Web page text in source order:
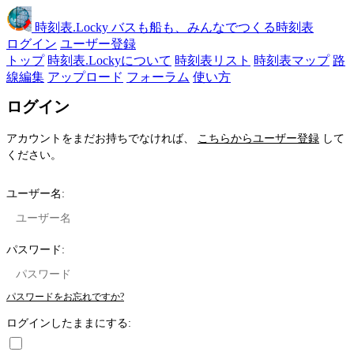
時刻表.Locky バスも船も、みんなでつくる時刻表
ログイン ユーザー登録
トップ 時刻表.Lockyについて 時刻表リスト 時刻表マップ 路
線編集 アップロード フォーラム 使い方
ログイン
アカウントをまだお持ちでなければ、 こちらからユーザー登録 して
ください。
ユーザー名:
パスワード:
パスワードをお忘れですか?
ログインしたままにする: